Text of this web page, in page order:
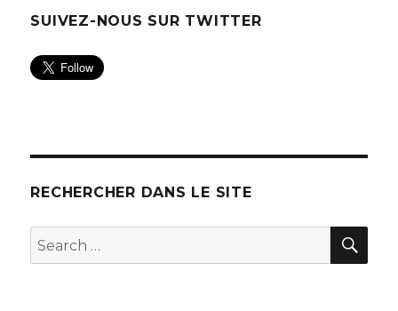
SUIVEZ-NOUS SUR TWITTER
RECHERCHER DANS LE SITE
Search
for: